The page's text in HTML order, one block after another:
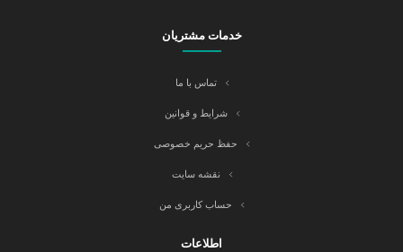
خدمات مشتریان
تماس با ما
شرایط و قوانین
حفظ حریم خصوصی
نقشه سایت
حساب کاربری من
اطلاعات